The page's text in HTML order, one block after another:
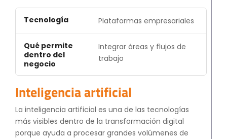
Plataformas empresariales
Integrar áreas y flujos de
trabajo
Inteligencia artificial
La inteligencia artificial es una de las tecnologías
más visibles dentro de la transformación digital
porque ayuda a procesar grandes volúmenes de